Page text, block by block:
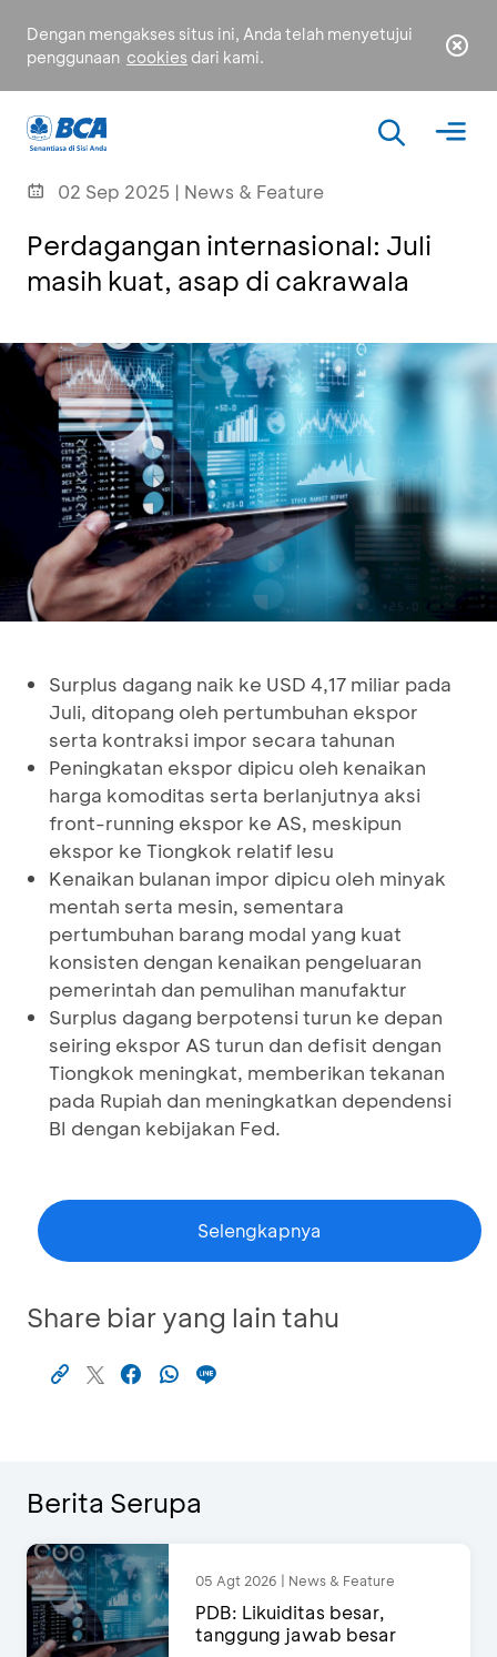
Dengan mengakses situs ini, Anda telah menyetujui
penggunaan cookies dari kami.
02 Sep 2025 | News & Feature
Perdagangan internasional: Juli
masih kuat, asap di cakrawala
Surplus dagang naik ke USD 4,17 miliar pada
Juli, ditopang oleh pertumbuhan ekspor
serta kontraksi impor secara tahunan
Peningkatan ekspor dipicu oleh kenaikan
harga komoditas serta berlanjutnya aksi
front-running ekspor ke AS, meskipun
ekspor ke Tiongkok relatif lesu
Kenaikan bulanan impor dipicu oleh minyak
mentah serta mesin, sementara
pertumbuhan barang modal yang kuat
konsisten dengan kenaikan pengeluaran
pemerintah dan pemulihan manufaktur
Surplus dagang berpotensi turun ke depan
seiring ekspor AS turun dan defisit dengan
Tiongkok meningkat, memberikan tekanan
pada Rupiah dan meningkatkan dependensi
BI dengan kebijakan Fed.
Selengkapnya
Share biar yang lain tahu
Berita Serupa
05 Agt 2026 | News & Feature
PDB: Likuiditas besar,
tanggung jawab besar